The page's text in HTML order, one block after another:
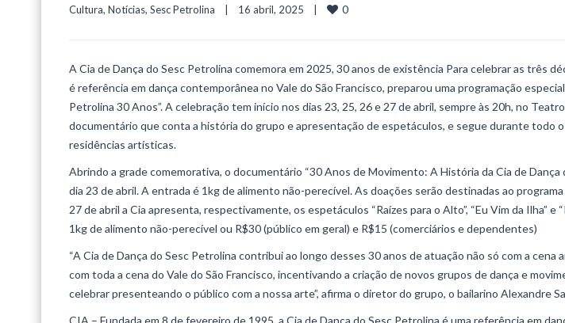
Cultura, Notícias, Sesc Petrolina
    |    16 abril, 2025    |
0
A Cia de Dança do Sesc Petrolina comemora em 2025, 30 anos de existência Para celebrar as três
é referência em dança contemporânea no Vale do São Francisco, preparou uma programação
Petrolina 30 Anos”. A celebração tem início nos dias 23, 25, 26 e 27 de abril, sempre às 20h, no
documentário que conta a história do grupo e apresentação de espetáculos, e segue durante todo
residências artísticas.
Abrindo a grade comemorativa, o documentário “30 Anos de Movimento: A História da Cia de Dança
dia 23 de abril. A entrada é 1kg de alimento não-perecível. As doações serão destinadas ao
27 de abril a Cia apresenta, respectivamente, os espetáculos “Raízes para o Alto”, “Eu Vim da Ilha” e
1kg de alimento não-perecível ou R$30 (público em geral) e R$15 (comerciários e dependentes)
“A Cia de Dança do Sesc Petrolina contribui ao longo desses 30 anos de atuação não só com a cena
com toda a cena do Vale do São Francisco, incentivando a criação de novos grupos de dança e
celebrar presenteando o público com a nossa arte”, afirma o diretor do grupo, o bailarino Alexandre